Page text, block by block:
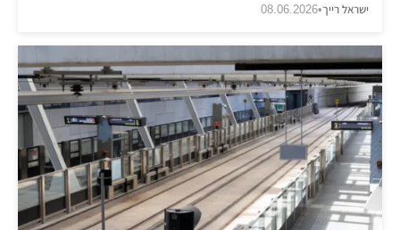
ישראל רייך•
08.06.2026